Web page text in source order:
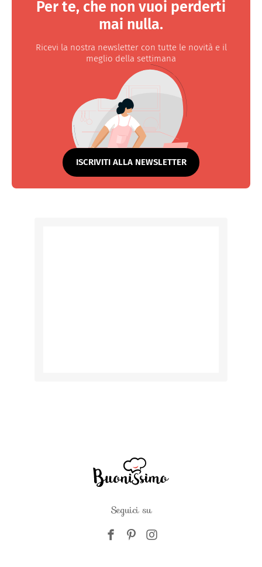
Per te, che non vuoi perderti
mai nulla.
Ricevi la nostra newsletter con tutte le novità e il
meglio della settimana
ISCRIVITI ALLA NEWSLETTER
Seguici su